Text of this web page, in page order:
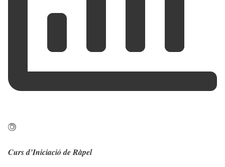
Curs d’Iniciació de Ràpel